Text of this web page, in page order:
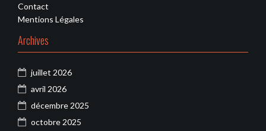
Contact
Mentions Légales
Archives
juillet 2026
avril 2026
décembre 2025
octobre 2025